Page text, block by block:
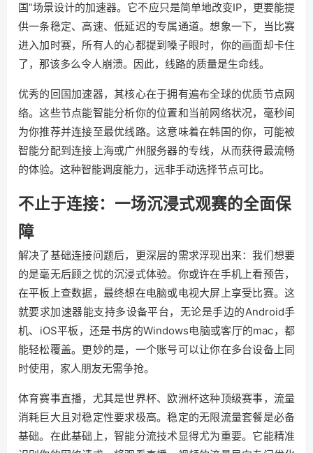
国”场景设计的加速器。它不应只是简单地改变IP，更要能提
供一条稳定、高速、低延迟的专属通道。想象一下，当比赛
进入加时赛，所有人的心都提到嗓子眼时，你的画面却卡住
了，那该多么令人崩溃。因此，线路的质量是生命线。
优秀的回国加速器，其核心在于拥有遍布全球的优质节点网
络。这些节点能智能分析你的位置和当前网络状况，毫秒间
为你推荐并连接至最优线路。这意味着在韩国的你，可能被
智能分配到连接上海或广州服务器的专线，从而获得最流畅
的体验。这种智能调度能力，远非手动选择节点可比。
不止于连接：一场沉浸式观赛的全面保
障
解决了基础连接问题后，更深层的需求浮现出来：我们想要
的是毫无后顾之忧的沉浸式体验。你或许在手机上看预告，
在平板上查数据，最终想在电脑或电视大屏上享受比赛。这
就要求加速器能支持多设备平台，无论是手边的Android手
机、iOS平板，还是书房的Windows电脑或客厅的mac，都
能轻松覆盖。更妙的是，一个账号可以让你在多台设备上同
时使用，家人朋友无需争抢。
体育赛事直播，尤其是世界杯、欧洲杯这种顶级赛事，流量
消耗巨大且对稳定性要求极高。稳定的无限流量套餐是必备
基础。在此基础上，智能分流技术显得尤为重要。它能精准